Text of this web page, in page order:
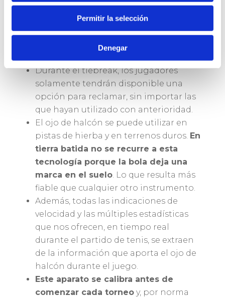
Permitir la selección
Denegar
tenista estaba en lo cierto, no se le
descontará la reclamación, pero en el
caso de que se haya equivocado,
solamente le quedará una opción de
Durante el tiebreak, los jugadores
solamente tendrán disponible una
opción para reclamar, sin importar las
que hayan utilizado con anterioridad.
El ojo de halcón se puede utilizar en
pistas de hierba y en terrenos duros. En
tierra batida no se recurre a esta
tecnología porque la bola deja una
marca en el suelo . Lo que resulta más
fiable que cualquier otro instrumento.
Además, todas las indicaciones de
velocidad y las múltiples estadísticas
que nos ofrecen, en tiempo real
durante el partido de tenis, se extraen
de la información que aporta el ojo de
halcón durante el juego.
Este aparato se calibra antes de
comenzar cada torneo y, por norma